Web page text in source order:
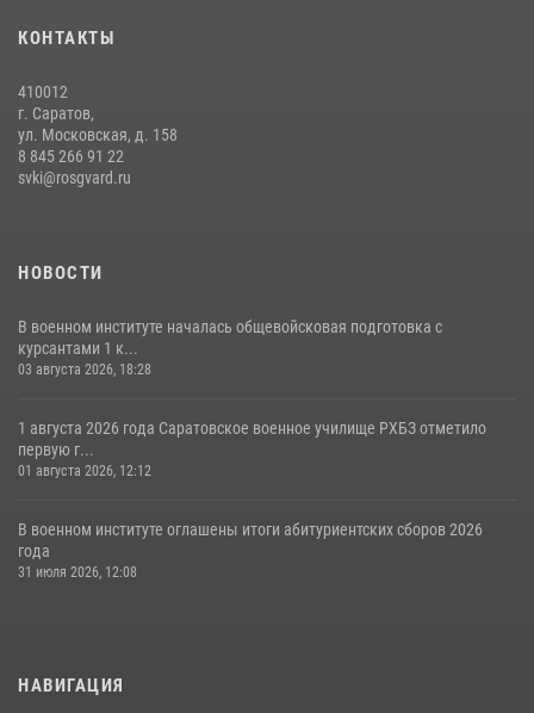
31 июля 2026, 12:08
КОНТАКТЫ
410012
г. Саратов,
ул. Московская, д. 158
8 845 266 91 22
svki@rosgvard.ru
НОВОСТИ
В военном институте началась общевойсковая подготовка с
курсантами 1 к...
03 августа 2026, 18:28
1 августа 2026 года Саратовское военное училище РХБЗ отметило
первую г...
01 августа 2026, 12:12
В военном институте оглашены итоги абитуриентских сборов 2026
года
31 июля 2026, 12:08
НАВИГАЦИЯ